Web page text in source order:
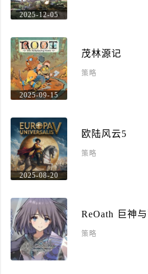
2025-12-05
2025-09-15
茂林源记
策略
2025-08-20
欧陆风云5
策略
ReOath 巨神
(ReOath Titan
策略